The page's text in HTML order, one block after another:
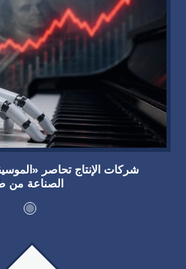
شركات الإنتاج تحاصر
الصناعة من